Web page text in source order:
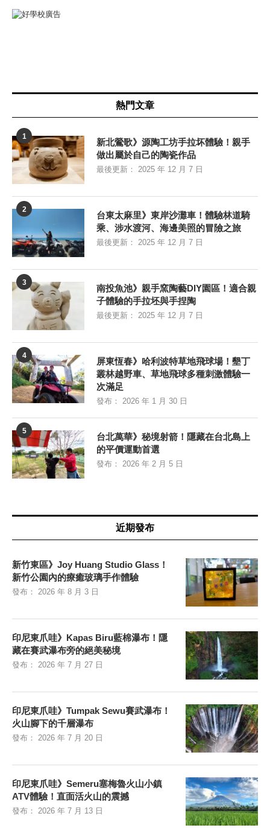
熱門文章
1
新北鶯歌》源陶工坊手拉坏體驗！親手
做出屬於自己的陶瓷作品
最後更新： 2025 年 12 月 7 日
2
台東太麻里》東岸沙灘車！體驗林道騎
乘、涉水渡河、海邊美照的冒險之旅
最後更新： 2025 年 12 月 7 日
3
南投魚池》親手窯陶藝DIY園區！適合親
子體驗的手拉坯與手捏陶
最後更新： 2025 年 12 月 7 日
4
屏東恆春》哈利波特草地飛球場！墾丁
叢林越野車、草地飛球多種刺激體驗一
次滿足
發布： 2026 年 1 月 30 日
5
台北萬華》秘境射箭！隱藏在台北島上
的平價運動首選
發布： 2026 年 2 月 5 日
近期發布
新竹東區》Joy Huang Studio Glass！
新竹公園內的療癒玻璃手作體驗
發布： 2026 年 8 月 3 日
印尼東爪哇》Kapas Biru藍棉瀑布！隱
藏在賽武瀑布旁的絕美秘境
發布： 2026 年 7 月 27 日
印尼東爪哇》Tumpak Sewu賽武瀑布！
火山腳下的千層瀑布
發布： 2026 年 7 月 20 日
印尼東爪哇》Semeru塞梅魯火山小鎮
ATV體驗！直面活火山的震撼
發布： 2026 年 7 月 13 日